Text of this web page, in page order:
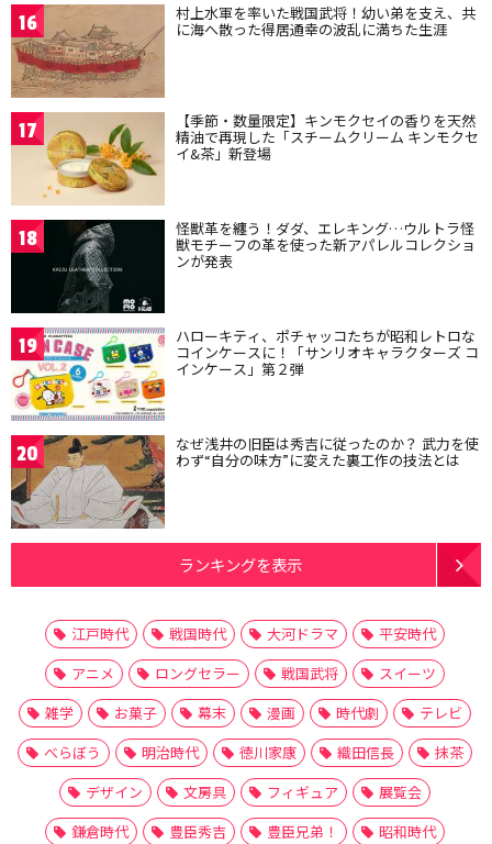
16 村上水軍を率いた戦国武将！幼い弟を支え、共
に海へ散った得居通幸の波乱に満ちた生涯
17 【季節・数量限定】キンモクセイの香りを天然
精油で再現した「スチームクリーム キンモクセ
イ&茶」新登場
18 怪獣革を纏う！ダダ、エレキング…ウルトラ怪
獣モチーフの革を使った新アパレルコレクショ
ンが発表
19 ハローキティ、ポチャッコたちが昭和レトロな
コインケースに！「サンリオキャラクターズ コ
インケース」第２弾
20 なぜ浅井の旧臣は秀吉に従ったのか？ 武力を使
わず“自分の味方”に変えた裏工作の技法とは
ランキングを表示
江戸時代 戦国時代 大河ドラマ
平安時代
アニメ
ロングセラー 戦国武将
スイーツ
雑学
お菓子 幕末 漫画 時代劇
テレビ
べらぼう
明治時代 徳川家康 織田信長
抹茶
デザイン
文房具 フィギュア
展覧会
鎌倉時代
豊臣秀吉 豊臣兄弟！
昭和時代